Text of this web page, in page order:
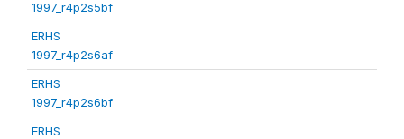
1997_r4p2s5bf
ERHS
1997_r4p2s6af
ERHS
1997_r4p2s6bf
ERHS